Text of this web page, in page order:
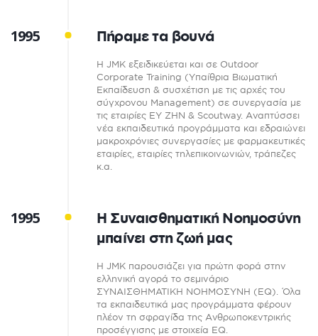
1995 Πήραμε τα βουνά
Η JMK εξειδικεύεται και σε Outdoor
Corporate Training (Υπαίθρια Βιωματική
Εκπαίδευση & συσχέτιση με τις αρχές του
σύγχρονου Management) σε συνεργασία με
τις εταιρίες ΕΥ ΖΗΝ & Scoutway. Αναπτύσσει
νέα εκπαιδευτικά προγράμματα και εδραιώνει
μακροχρόνιες συνεργασίες με φαρμακευτικές
εταιρίες, εταιρίες τηλεπικοινωνιών, τράπεζες
κ.α.
1995
Η Συναισθηματική Νοημοσύνη
μπαίνει στη ζωή μας
Η JMK παρουσιάζει για πρώτη φορά στην
ελληνική αγορά το σεμινάριο
ΣΥΝΑΙΣΘΗΜΑΤΙΚΗ ΝΟΗΜΟΣΥΝΗ (EQ). Όλα
τα εκπαιδευτικά μας προγράμματα φέρουν
πλέον τη σφραγίδα της Ανθρωποκεντρικής
προσέγγισης με στοιχεία EQ.